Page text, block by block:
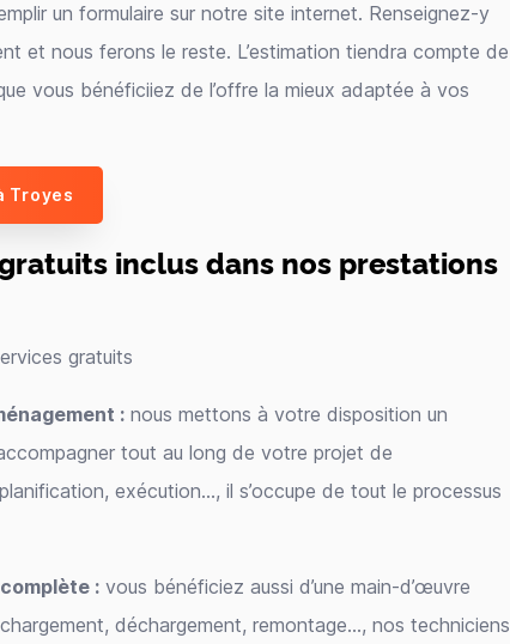
un formulaire sur notre site internet. Renseignez-y
et nous ferons le reste. L’estimation tiendra compte de
vous bénéficiiez de l’offre la mieux adaptée à vos
Troyes
inclus dans nos prestations
gratuits
: nous mettons à votre disposition un
tout au long de votre projet de
exécution…, il s’occupe de tout le processus
: vous bénéficiez aussi d’une main-d’œuvre
déchargement, remontage…, nos techniciens